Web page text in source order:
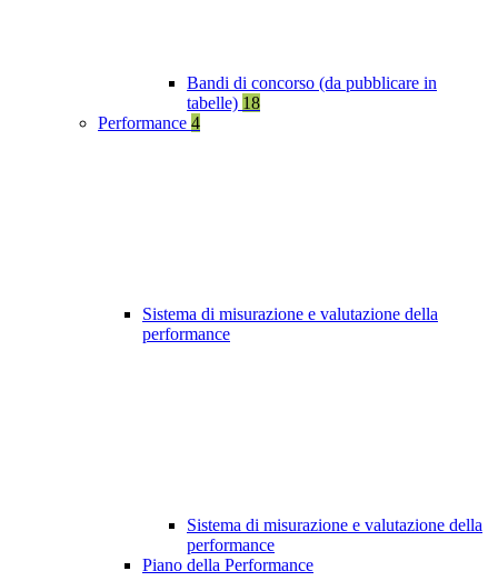
Bandi di concorso (da pubblicare in
tabelle) 18
Performance 4
Sistema di misurazione e valutazione della
performance
Sistema di misurazione e valutazione della
performance
Piano della Performance